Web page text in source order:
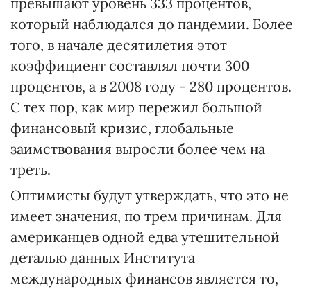
который наблюдался до пандемии. Более
того, в начале десятилетия этот
коэффициент составлял почти 300
процентов, а в 2008 году - 280 процентов.
С тех пор, как мир пережил большой
финансовый кризис, глобальные
заимствования выросли более чем на
треть.
Оптимисты будут утверждать, что это не
имеет значения, по трем причинам. Для
американцев одной едва утешительной
деталью данных Института
международных финансов является то,